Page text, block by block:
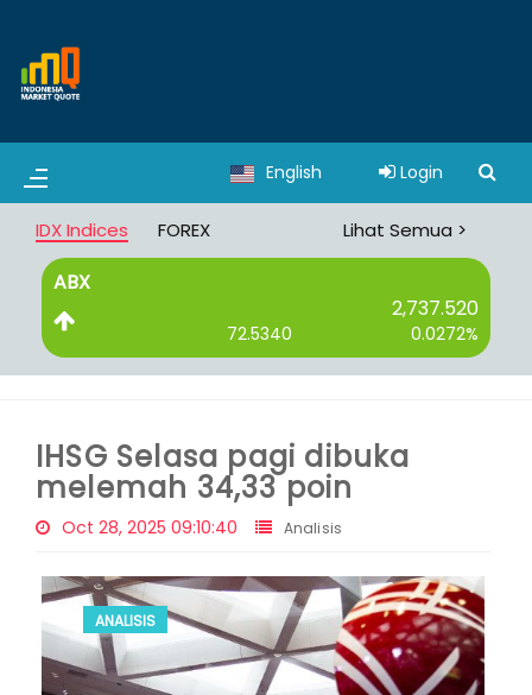
English Login
IDX Indices FOREX Lihat Semua >
ABX
2,737.520
72.5340 0.0272%
IHSG Selasa pagi dibuka
melemah 34,33 poin
Oct 28, 2025 09:10:40 Analisis
ANALISIS